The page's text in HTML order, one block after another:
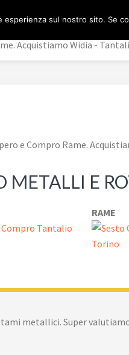
Acquistiamo Widia -
e Compro Rame.
METALLI E
RAME
metallici. Super
sul nostro sito. Se